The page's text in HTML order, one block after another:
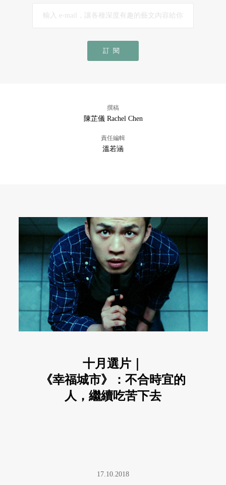
訂閱
撰稿
陳芷儀 Rachel Chen
責任編輯
溫若涵
十月選片｜
《幸福城市》：不合時宜的
人，繼續吃苦下去
17.10.2018